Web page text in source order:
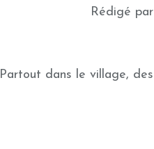
Rédigé
Partout dans le village, des